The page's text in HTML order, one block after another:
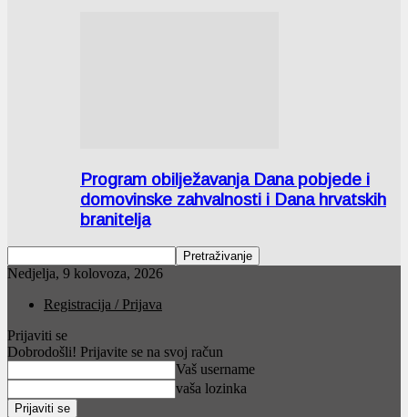
Program obilježavanja Dana pobjede i
domovinske zahvalnosti i Dana hrvatskih
branitelja
Nedjelja, 9 kolovoza, 2026
Registracija / Prijava
Prijaviti se
Dobrodošli! Prijavite se na svoj račun
Vaš username
vaša lozinka